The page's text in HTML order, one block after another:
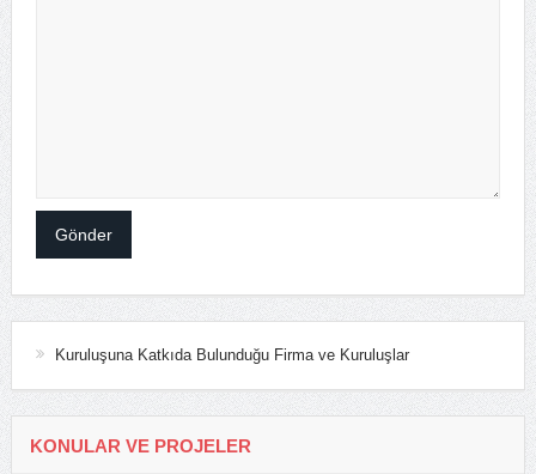
Kuruluşuna Katkıda Bulunduğu Firma ve Kuruluşlar
KONULAR VE PROJELER